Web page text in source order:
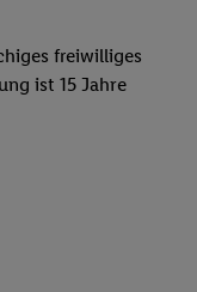
freiwilliges
ist 15 Jahre